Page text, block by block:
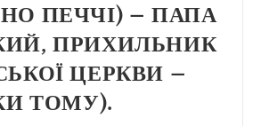
ПЕЧЧІ) – ПАПА
ПРИХИЛЬНИК
ЦЕРКВИ –
ТОМУ).